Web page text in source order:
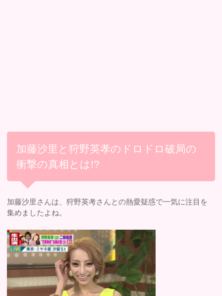
加藤沙里と狩野英孝のドロドロ破局の
衝撃の真相とは!?
加藤沙里さんは、狩野英考さんとの熱愛疑惑で一気に注目を
集めましたよね。